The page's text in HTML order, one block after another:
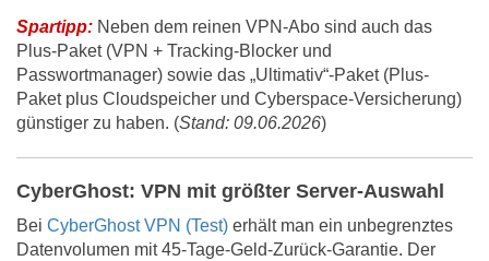
Spartipp: Neben dem reinen VPN-Abo sind auch das
Plus-Paket (VPN + Tracking-Blocker und
Passwortmanager) sowie das „Ultimativ“-Paket (Plus-
Paket plus Cloudspeicher und Cyberspace-Versicherung)
günstiger zu haben. (Stand: 09.06.2026)
CyberGhost: VPN mit größter Server-Auswahl
Bei CyberGhost VPN (Test) erhält man ein unbegrenztes
Datenvolumen mit 45-Tage-Geld-Zurück-Garantie. Der